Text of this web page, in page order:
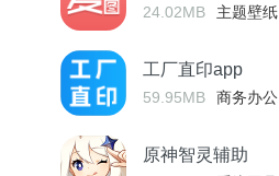
24.02MB 主题壁纸
工厂直印app
59.95MB 商务办公
原神智灵辅助